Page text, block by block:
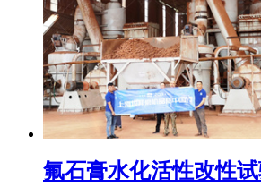
氟石膏水化活性改性